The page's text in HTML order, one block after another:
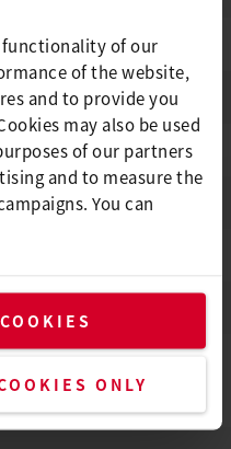
functionality of our
of the website,
and to provide you
may also be used
of our partners
and to measure the
You can
ONLY
- 2.5 mm
蓝色，3极，16A。